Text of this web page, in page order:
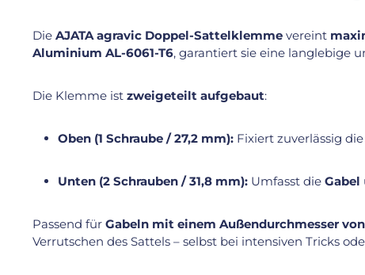
Die AJATA agravic Doppel-Sattelklemme vereint
Aluminium AL-6061-T6, garantiert sie eine langlebige
Die Klemme ist zweigeteilt aufgebaut:
Oben (1 Schraube / 27,2 mm): Fixiert zuverlässig die
Unten (2 Schrauben / 31,8 mm): Umfasst die Gabel
Passend für Gabeln mit einem Außendurchmesser
Verrutschen des Sattels – selbst bei intensiven Tricks